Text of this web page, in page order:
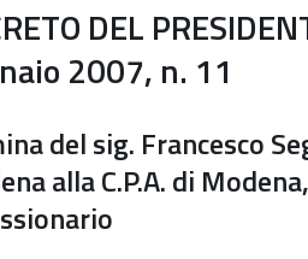
DEL
2007, n. 11
del sig. Francesco
alla C.P.A. di